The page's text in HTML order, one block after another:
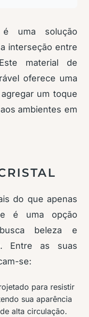
é uma solução
interseção entre
material de
oferece uma
um toque
ambientes em
do que apenas
é uma opção
beleza e
Entre as suas
se:
para resistir
sua aparência
alta circulação.